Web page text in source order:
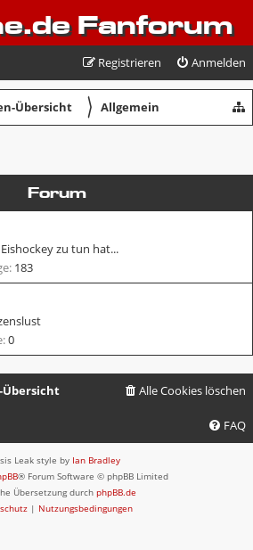
Fanforum
Anmelden
Registrieren
Übersicht 〉 Allgemein
Forum
zu tun hat...
183
0
Übersicht Alle Cookies löschen
FAQ
Leak style by Ian Bradley
® Forum Software © phpBB Limited
Übersetzung durch phpBB.de
| Nutzungsbedingungen